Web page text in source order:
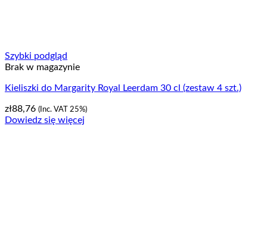
Szybki podgląd
Brak w magazynie
Kieliszki do Margarity Royal Leerdam 30 cl (zestaw 4 szt.)
zł88,76 (Inc. VAT 25%)
Dowiedz się więcej